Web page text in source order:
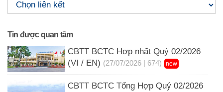
Tin được quan tâm
CBTT BCTC Hợp nhất Quý 02/2026
(VI / EN) (27/07/2026 | 674) new
CBTT BCTC Tổng Hợp Quý 02/2026